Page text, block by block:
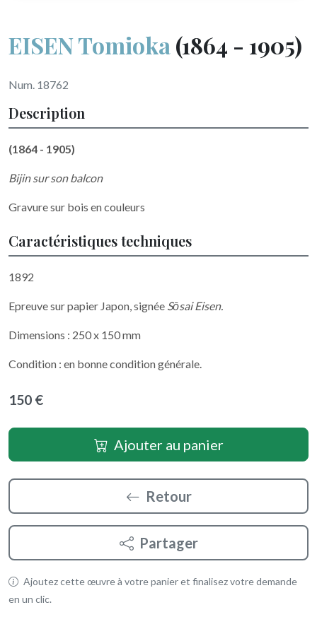
EISEN Tomioka(1864 - 1905)
Num. 18762
Description
(1864 - 1905)
Bijin sur son balcon
Gravure sur bois en couleurs
Caractéristiques techniques
1892
Epreuve sur papier Japon, signée Sōsai Eisen.
Dimensions : 250 x 150 mm
Condition : en bonne condition générale.
150 €
Ajouter au panier
Retour
Partager
Ajoutez cette œuvre à votre panier et finalisez votre demande
en un clic.